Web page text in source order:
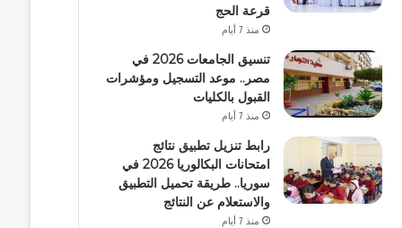
قرعة الحج
منذ 7 أيام
تنسيق الجامعات 2026 في
مصر.. موعد التسجيل ومؤشرات
القبول بالكليات
منذ 7 أيام
رابط تنزيل تطبيق نتائج
امتحانات البكالوريا 2026 في
سوريا.. طريقة تحميل التطبيق
والاستعلام عن النتائج
منذ 7 أيام